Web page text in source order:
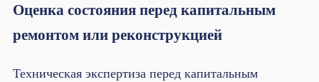
Оценка состояния перед капитальным
ремонтом или реконструкцией
Техническая экспертиза перед капитальным